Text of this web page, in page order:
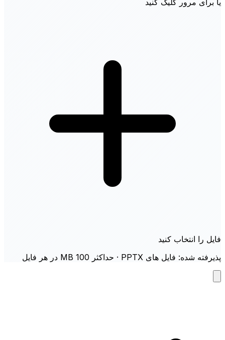
یا برای مرور کلیک کنید
فایل را انتخاب کنید
پذیرفته شده: فایل های PPTX · حداکثر 100 MB در هر فایل